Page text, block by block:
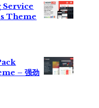
Service
Theme
– 强劲